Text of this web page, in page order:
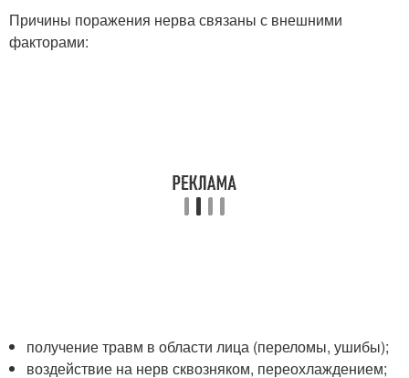
Причины поражения нерва связаны с внешними
факторами:
получение травм в области лица (переломы, ушибы);
воздействие на нерв сквозняком, переохлаждением;